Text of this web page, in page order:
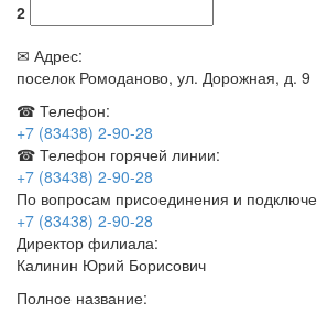
2
✉ Адрес:
поселок Ромоданово, ул. Дорожная, д. 9
☎ Телефон:
+7 (83438) 2-90-28
☎ Телефон горячей линии:
+7 (83438) 2-90-28
По вопросам присоединения и
+7 (83438) 2-90-28
Директор филиала:
Калинин Юрий Борисович
Полное название: